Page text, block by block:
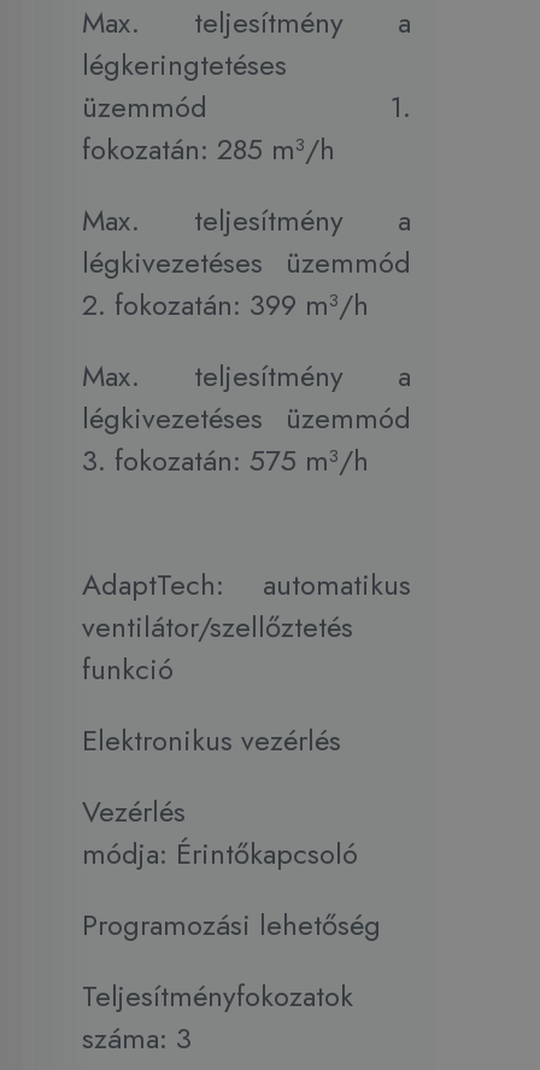
Max. teljesítmény a
légkeringtetéses
üzemmód 1.
fokozatán: 285 m³/h
Max. teljesítmény a
légkivezetéses üzemmód
2. fokozatán: 399 m³/h
Max. teljesítmény a
légkivezetéses üzemmód
3. fokozatán: 575 m³/h
AdaptTech: automatikus
ventilátor/szellőztetés
funkció
Elektronikus vezérlés
Vezérlés
módja: Érintőkapcsoló
Programozási lehetőség
Teljesítményfokozatok
száma: 3